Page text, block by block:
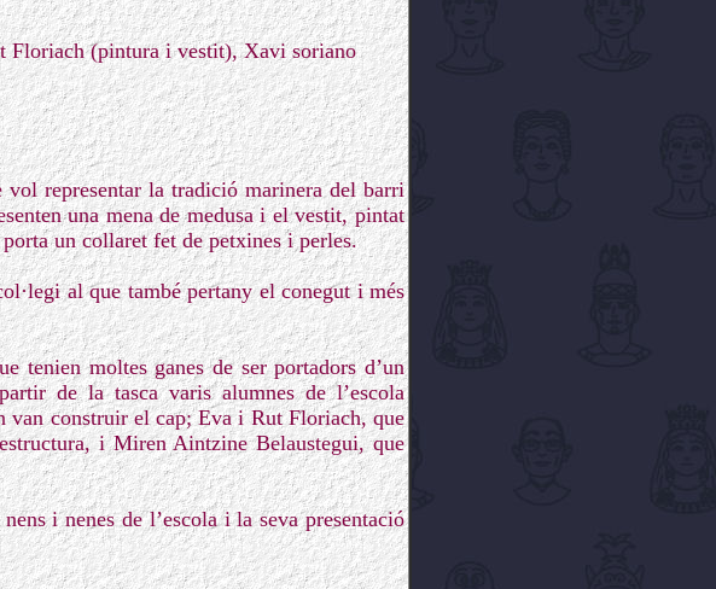
(pintura i vestit), Xavi soriano
vol representar la tradició marinera del barri
una mena de medusa i el vestit, pintat
un collaret fet de petxines i perles.
al que també pertany el conegut i més
tenien moltes ganes de ser portadors d’un
de la tasca varis alumnes de l’escola
van construir el cap; Eva i Rut Floriach, que
i Miren Aintzine Belaustegui, que
i nenes de l’escola i la seva presentació